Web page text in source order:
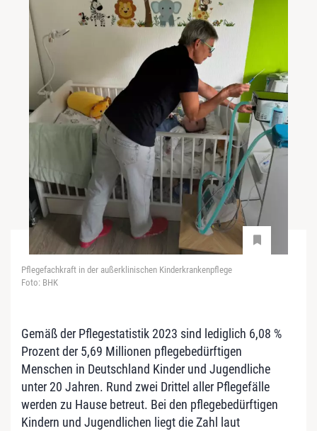
Pflegefachkraft in der außerklinischen Kinderkrankenpflege
Foto: BHK
Gemäß der Pflegestatistik 2023 sind lediglich 6,08 %
Prozent der 5,69 Millionen pflegebedürftigen
Menschen in Deutschland Kinder und Jugendliche
unter 20 Jahren. Rund zwei Drittel aller Pflegefälle
werden zu Hause betreut. Bei den pflegebedürftigen
Kindern und Jugendlichen liegt die Zahl laut